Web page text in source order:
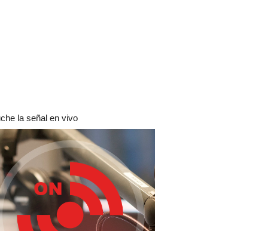
la señal en vivo